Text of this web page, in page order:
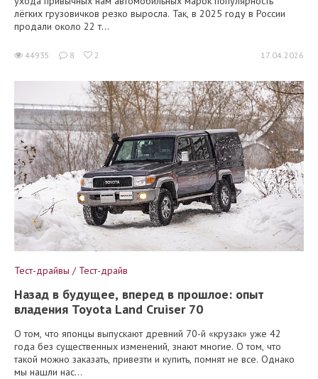
лёгких грузовичков резко выросла. Так, в 2025 году в России
продали около 22 т...
44935 8 2 17.04.2026
Тест-драйвы / Тест-драйв
Назад в будущее, вперед в прошлое: опыт
владения Toyota Land Cruiser 70
О том, что японцы выпускают древний 70-й «крузак» уже 42
года без существенных изменений, знают многие. О том, что
такой можно заказать, привезти и купить, помнят не все. Однако
мы нашли нас...